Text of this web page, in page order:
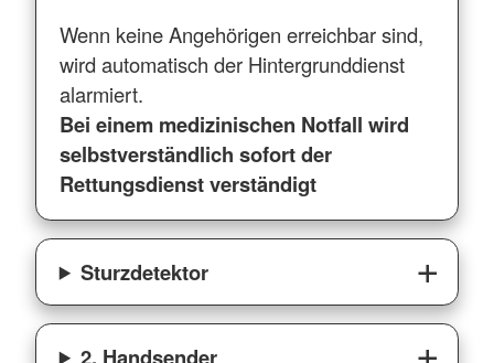
Wenn keine Angehörigen erreichbar sind,
wird automatisch der Hintergrunddienst
alarmiert.
Bei einem medizinischen Notfall wird
selbstverständlich sofort der
Rettungsdienst verständigt
Sturzdetektor
2. Handsender